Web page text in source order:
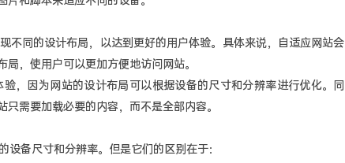
同的设计布局，以达到更好的用户体验。具体来说，自适应网站会
，使用户可以更加方便地访问网站。
因为网站的设计布局可以根据设备的尺寸和分辨率进行优化。同
需要加载必要的内容，而不是全部内容。
备尺寸和分辨率。但是它们的区别在于：